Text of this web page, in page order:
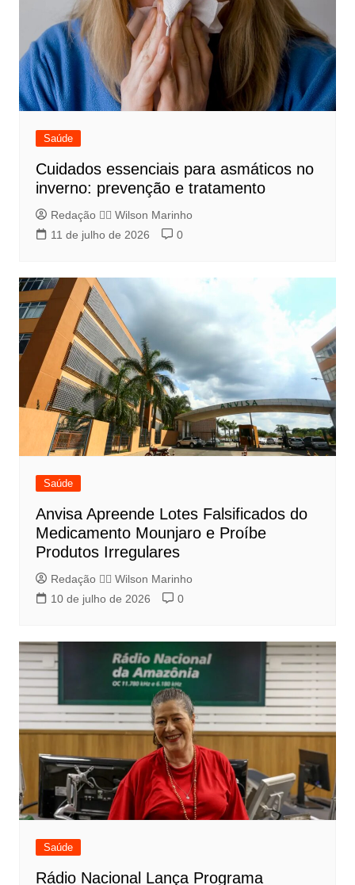
Saúde
Cuidados essenciais para asmáticos no
inverno: prevenção e tratamento
Redação 👨‍⚖️​ Wilson Marinho
11 de julho de 2026
0
Saúde
Anvisa Apreende Lotes Falsificados do
Medicamento Mounjaro e Proíbe
Produtos Irregulares
Redação 👨‍⚖️​ Wilson Marinho
10 de julho de 2026
0
Saúde
Rádio Nacional Lança Programa